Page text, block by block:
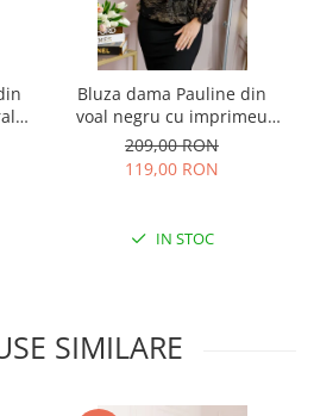
Bluza dama Pauline din
voal negru cu imprimeu
floral auriu
209,00 RON
119,00 RON
IN STOC
SIMILARE